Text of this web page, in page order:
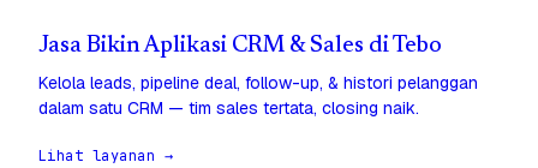
Jasa Bikin Aplikasi CRM & Sales di Tebo
Kelola leads, pipeline deal, follow-up, & histori pelanggan
dalam satu CRM — tim sales tertata, closing naik.
Lihat layanan →